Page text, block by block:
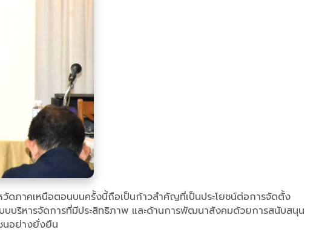
ดภาคเหนือตอนบนครั้งนี้ถือเป็นก้าวสำคัญที่เป็นประโยชน์ต่อการจัดตั้ง
บบบริหารจัดการที่มีประสิทธิภาพ และด้านการพัฒนาสังคมด้วยการสนับสนุน
นอย่างยั่งยืน